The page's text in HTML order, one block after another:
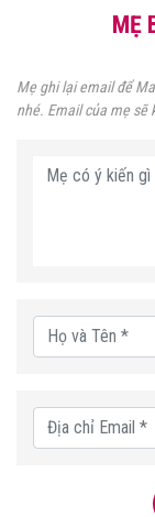
MẸ
Mẹ ghi lại email để
nhé. Email của mẹ sẽ